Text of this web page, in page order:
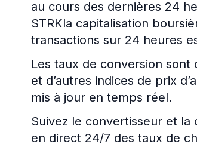
au cours des dernières 24
STRKla capitalisation
transactions sur 24 heures
Les taux de conversion sont
et d’autres indices de prix
mis à jour en temps réel.
Suivez le convertisseur et
en direct 24/7 des taux de